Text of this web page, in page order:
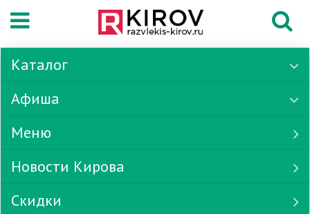
Каталог
Афиша
Меню
Новости Кирова
Скидки